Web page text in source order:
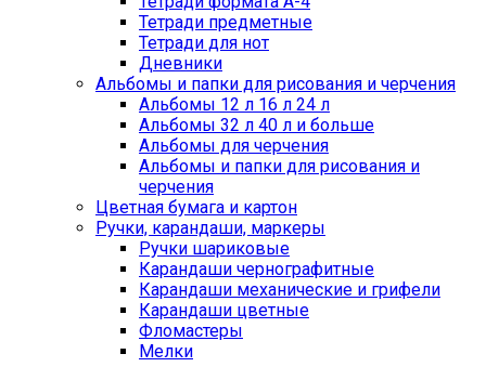
Тетради предметные
Тетради для нот
Дневники
Альбомы и папки для рисования и черчения
Альбомы 12 л 16 л 24 л
Альбомы 32 л 40 л и больше
Альбомы для черчения
Альбомы и папки для рисования и
черчения
Цветная бумага и картон
Ручки, карандаши, маркеры
Ручки шариковые
Карандаши чернографитные
Карандаши механические и грифели
Карандаши цветные
Фломастеры
Мелки